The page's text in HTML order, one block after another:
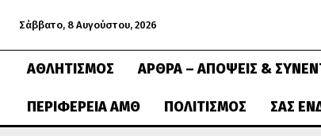
Σάββατο, 8 Αυγούστου, 2026
ΑΘΛΗΤΙΣΜΌΣ ΆΡΘΡΑ – ΑΠΌΨΕΙΣ &
ΠΕΡΙΦΈΡΕΙΑ ΑΜΘ ΠΟΛΙΤΙΣΜΌΣ ΣΑΣ